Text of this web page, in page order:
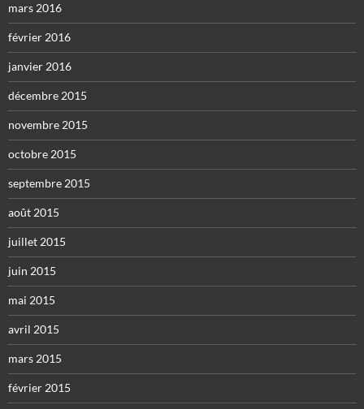
mars 2016
février 2016
janvier 2016
décembre 2015
novembre 2015
octobre 2015
septembre 2015
août 2015
juillet 2015
juin 2015
mai 2015
avril 2015
mars 2015
février 2015